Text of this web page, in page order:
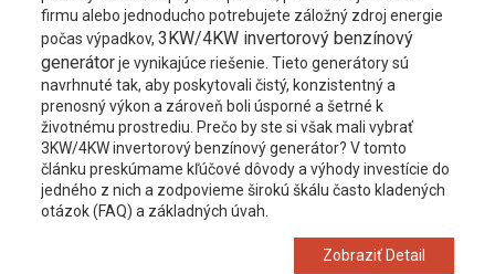
firmu alebo jednoducho potrebujete záložný zdroj energie
počas výpadkov, 3KW/4KW invertorový benzínový
generátorje vynikajúce riešenie. Tieto generátory sú
navrhnuté tak, aby poskytovali čistý, konzistentný a
prenosný výkon a zároveň boli úsporné a šetrné k
životnému prostrediu. Prečo by ste si však mali vybrať
3KW/4KW invertorový benzínový generátor? V tomto
článku preskúmame kľúčové dôvody a výhody investície do
jedného z nich a zodpovieme širokú škálu často kladených
otázok (FAQ) a základných úvah.
Zobraziť Detail